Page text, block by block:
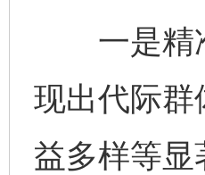
一是精准
现出代际群
益多样等显